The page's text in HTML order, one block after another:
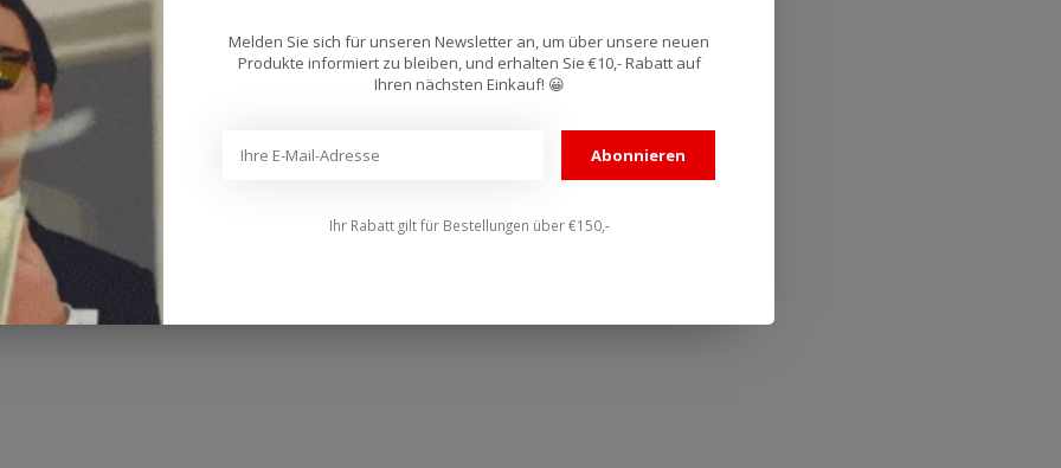
Melden Sie sich für unseren Newsletter an, um über unsere neuen
Produkte informiert zu bleiben, und erhalten Sie €10,- Rabatt auf
Ihren nächsten Einkauf! 😀
Abonnieren
Ihr Rabatt gilt für Bestellungen über €150,-